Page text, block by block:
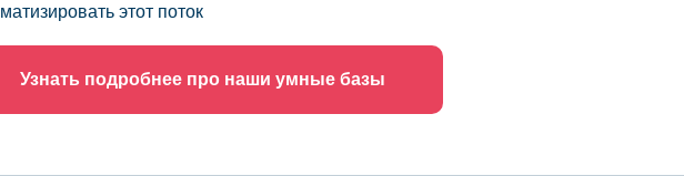
этот поток
Узнать подробнее про наши умные базы